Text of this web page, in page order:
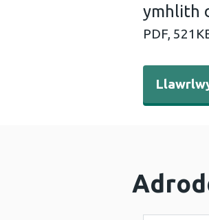
ymhlith
PDF,